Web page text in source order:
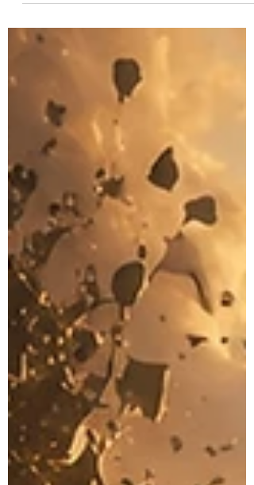
que nous ne sommes jamais allés. Ce sont les voyages à
l’intérieur de soi. Ils commencent rarement par une
décision consciente. On ne se lève pas un matin en se
disant : « Aujourd’hui, je vais partir à la recherche de
mon âme. » Non. Souvent, le voyage commence